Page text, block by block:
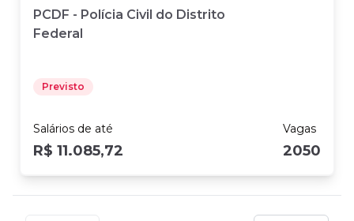
PCDF - Polícia Civil do Distrito
Federal
Previsto
Salários de até
R$ 11.085,72
Vagas
2050